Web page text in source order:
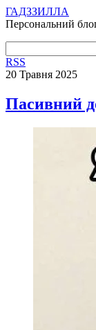
ГАДЗЗИЛЛА
Персональний
RSS
20 Травня 2025
Пасивний